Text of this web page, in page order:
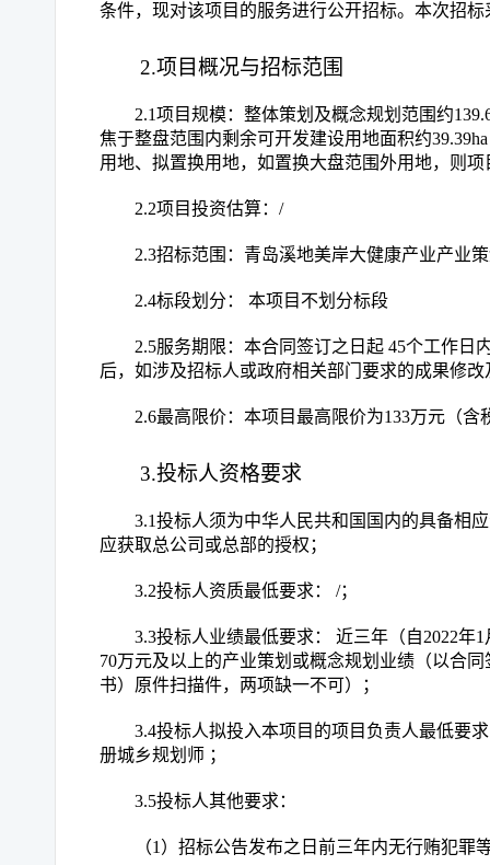
条件，现对该项目的服务进行公开招标。本次招
2.项目概况与招标范围
2.1项目规模：整体策划及概念规划范围约
焦于整盘范围内剩余可开发建设用地面积约
用地、拟置换用地，如置换大盘范围外用地，则
2.2项目投资估算：/
2.3招标范围：青岛溪地美岸大健康产业产业
2.4标段划分： 本项目不划分标段
2.5服务期限：本合同签订之日起 45个工作
后，如涉及招标人或政府相关部门要求的成果修
2.6最高限价：本项目最高限价为133万元（含
3.投标人资格要求
3.1投标人须为中华人民共和国国内的具备相
应获取总公司或总部的授权；
3.2投标人资质最低要求： /；
3.3投标人业绩最低要求： 近三年（自2022年
70万元及以上的产业策划或概念规划业绩（以合
书）原件扫描件，两项缺一不可）；
3.4投标人拟投入本项目的项目负责人最低要
册城乡规划师 ；
3.5投标人其他要求：
（1）招标公告发布之日前三年内无行贿犯罪